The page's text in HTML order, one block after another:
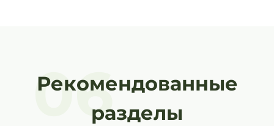
06
Рекомендованные
разделы